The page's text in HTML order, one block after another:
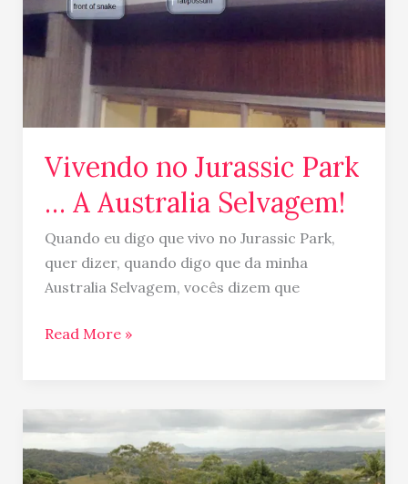
Vivendo no Jurassic Park
… A Australia Selvagem!
Quando eu digo que vivo no Jurassic Park,
quer dizer, quando digo que da minha
Australia Selvagem, vocês dizem que
…
A
Australia
Selvagem!
Read More »
Passeio
pela
Gold